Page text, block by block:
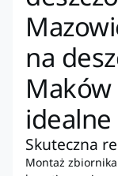
na
Skuteczna
Montaż